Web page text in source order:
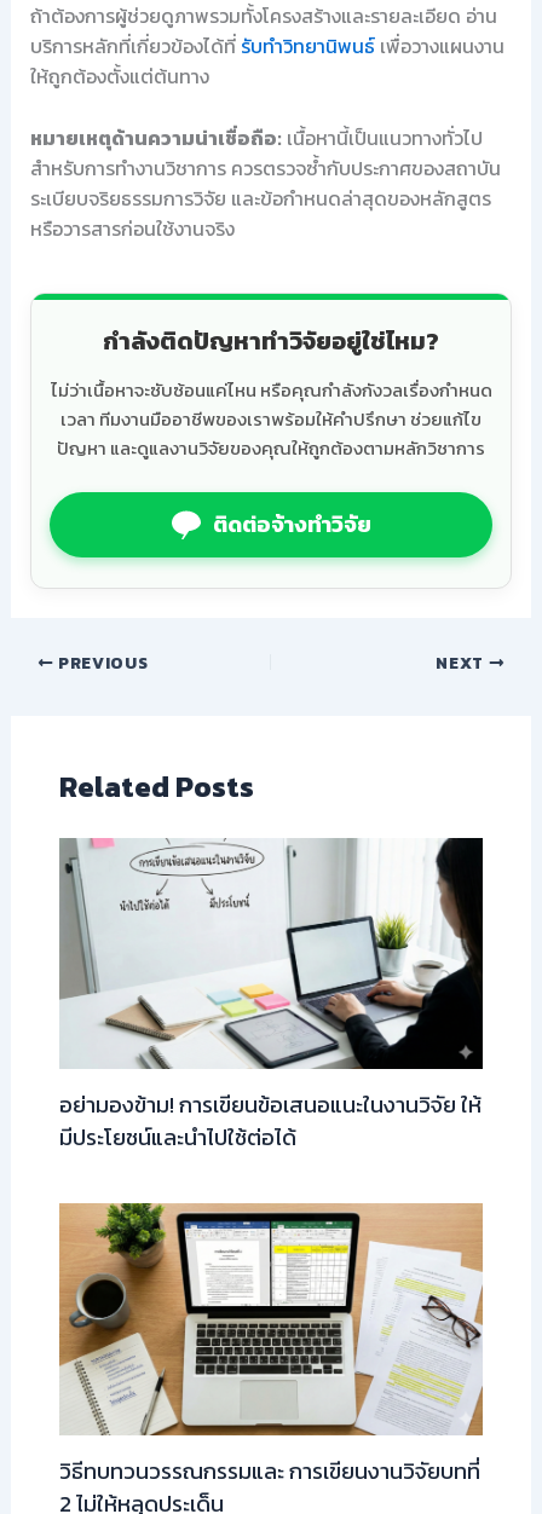
ถ้าต้องการผู้ช่วยดูภาพรวมทั้งโครงสร้างและรายละเอียด อ่าน
บริการหลักที่เกี่ยวข้องได้ที่ รับทำวิทยานิพนธ์เพื่อวางแผนงาน
ให้ถูกต้องตั้งแต่ต้นทาง
หมายเหตุด้านความน่าเชื่อถือ: เนื้อหานี้เป็นแนวทางทั่วไป
สำหรับการทำงานวิชาการ ควรตรวจซ้ำกับประกาศของสถาบัน
ระเบียบจริยธรรมการวิจัย และข้อกำหนดล่าสุดของหลักสูตร
หรือวารสารก่อนใช้งานจริง
กำลังติดปัญหาทำวิจัยอยู่ใช่ไหม?
ไม่ว่าเนื้อหาจะซับซ้อนแค่ไหน หรือคุณกำลังกังวลเรื่องกำหนด
เวลา ทีมงานมืออาชีพของเราพร้อมให้คำปรึกษา ช่วยแก้ไข
ปัญหา และดูแลงานวิจัยของคุณให้ถูกต้องตามหลักวิชาการ
ติดต่อจ้างทำวิจัย
PREVIOUS NEXT
Related Posts
อย่ามองข้าม! การเขียนข้อเสนอแนะในงานวิจัย ให้
มีประโยชน์และนำไปใช้ต่อได้
วิธีทบทวนวรรณกรรมและ การเขียนงานวิจัยบทที่
2 ไม่ให้หลุดประเด็น